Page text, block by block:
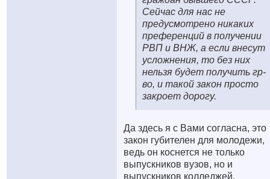
Сейчас для нас не
предусмотрено никаких
преференций в получении
РВП и ВНЖ, а если внесут
усложнения, то без них
нельзя будет получить гр-
во, и такой закон просто
закроет дорогу.
Да здесь я с Вами согласна, это
закон губителен для молодежи,
ведь он коснется не только
выпускников вузов, но и
выпускников колледжей,